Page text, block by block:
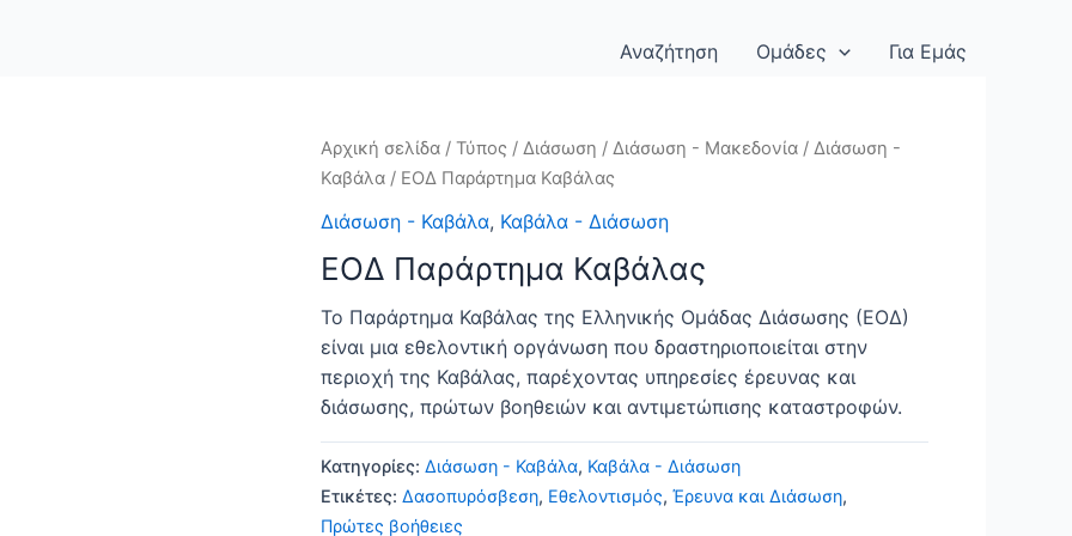
Αναζήτηση Ομάδες Για Εμάς
Αρχική σελίδα /Τύπος /Διάσωση /Διάσωση - Μακεδονία /Διάσωση -
Καβάλα / ΕΟΔ Παράρτημα Καβάλας
Διάσωση - Καβάλα, Καβάλα - Διάσωση
ΕΟΔ Παράρτημα Καβάλας
Το Παράρτημα Καβάλας της Ελληνικής Ομάδας Διάσωσης (ΕΟΔ)
είναι μια εθελοντική οργάνωση που δραστηριοποιείται στην
περιοχή της Καβάλας, παρέχοντας υπηρεσίες έρευνας και
διάσωσης, πρώτων βοηθειών και αντιμετώπισης καταστροφών.
Κατηγορίες:Διάσωση - Καβάλα, Καβάλα - Διάσωση
Ετικέτες:Δασοπυρόσβεση, Εθελοντισμός,Έρευνα και Διάσωση,
Πρώτες βοήθειες